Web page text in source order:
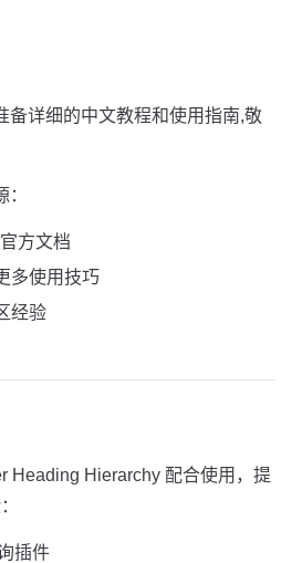
备详细的中文教程和使用指南,敬
方文档
多使用技巧
经验
Heading Hierarchy 配合使用，提
插件